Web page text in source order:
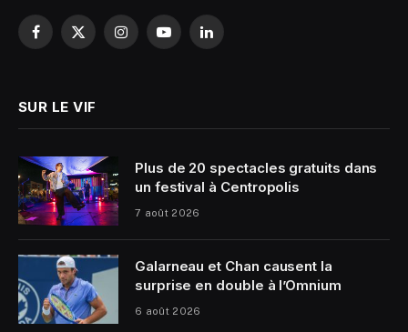
Facebook
X
InstagramYouTubeLinkedIn
SUR LE VIF
Plus de 20 spectacles gratuits dans
un festival à Centropolis
7 août 2026
Galarneau et Chan causent la
surprise en double à l’Omnium
6 août 2026